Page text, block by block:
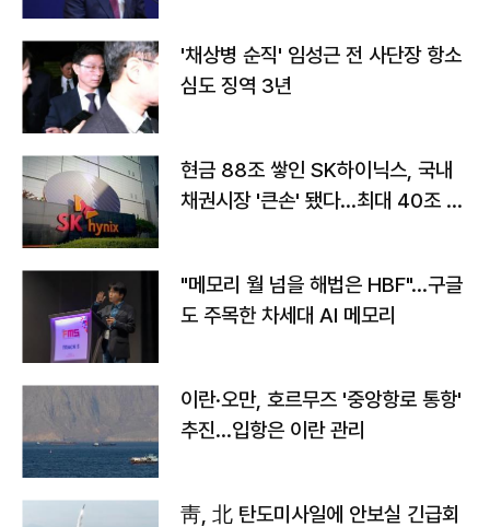
'채상병 순직' 임성근 전 사단장 항소
심도 징역 3년
현금 88조 쌓인 SK하이닉스, 국내
채권시장 '큰손' 됐다…최대 40조 투
"메모리 월 넘을 해법은 HBF"…구글
도 주목한 차세대 AI 메모리
이란·오만, 호르무즈 '중앙항로 통항'
추진…입항은 이란 관리
靑, 北 탄도미사일에 안보실 긴급회